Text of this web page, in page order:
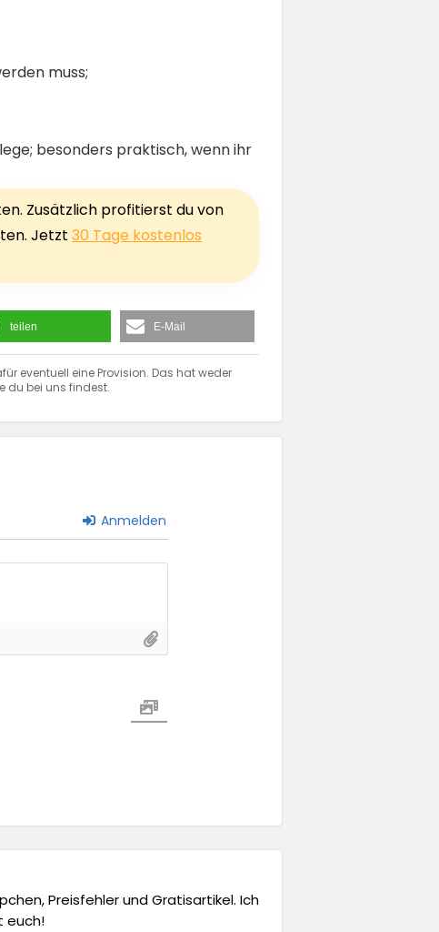
muss;
besonders praktisch, wenn ihr
Zusätzlich profitierst du von
Jetzt 30 Tage kostenlos
teilen E-Mail
eventuell eine Provision. Das hat weder
du bei uns findest.
Anmelden
Preisfehler und Gratisartikel. Ich
euch!